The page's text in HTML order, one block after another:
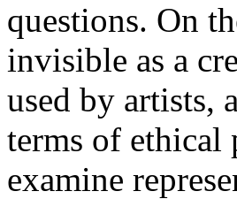
questions. On
invisible as a
used by artists,
terms of ethical
examine